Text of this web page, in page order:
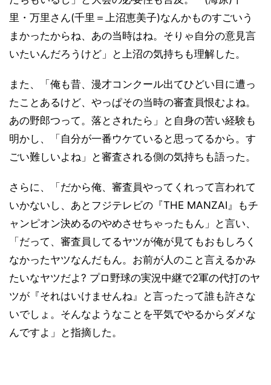
里・万里さん(千里＝上沼恵美子)なんかものすごいう
まかったからね、あの当時はね。そりゃ自分の意見言
いたいんだろうけど」と上沼の気持ちも理解した。
また、「俺も昔、漫才コンクール出てひどい目に遭っ
たことあるけど、やっぱその当時の審査員恨むよね。
あの野郎つって。落とされたら」と自身の苦い経験も
明かし、「自分が一番ウケていると思ってるから。す
ごい難しいよね」と審査される側の気持ちも語った。
さらに、「だから俺、審査員やってくれって言われて
いかないし、あとフジテレビの『THE MANZAI』もチ
ャンピオン決めるのやめさせちゃったもん」と言い、
「だって、審査員してるヤツが俺が見てもおもしろく
なかったヤツなんだもん。お前が人のこと言えるかみ
たいなヤツだよ? プロ野球の実況中継で2軍の代打のヤ
ツが『それはいけませんね』と言ったって誰も許さな
いでしょ。そんなようなことを平気でやるからダメな
んですよ」と指摘した。